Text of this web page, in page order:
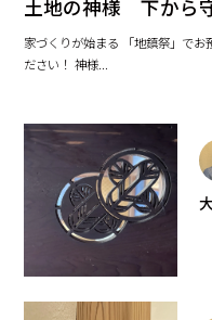
土地の神様 下から
家づくりが始まる 「地鎮祭」でお
ださい！ 神様...